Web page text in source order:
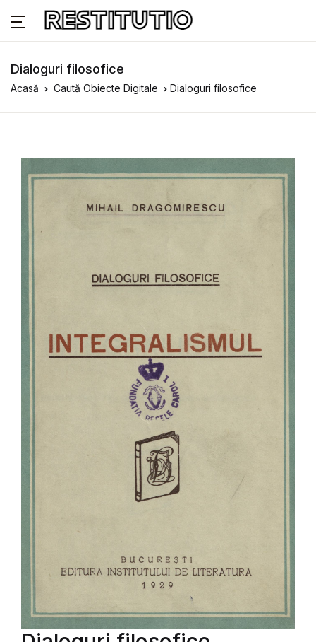
Dialoguri filosofice
Acasă Caută Obiecte Digitale Dialoguri filosofice